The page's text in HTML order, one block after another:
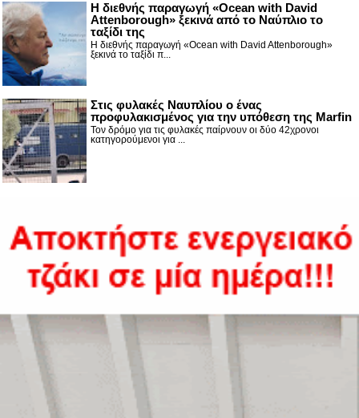
Η διεθνής παραγωγή «Ocean with David
Attenborough» ξεκινά από το Ναύπλιο το
ταξίδι της
Η διεθνής παραγωγή «Ocean with David Attenborough»
ξεκινά το ταξίδι π...
Στις φυλακές Ναυπλίου ο ένας
προφυλακισμένος για την υπόθεση της Marfin
Τον δρόμο για τις φυλακές παίρνουν οι δύο 42χρονοι
κατηγορούμενοι για ...